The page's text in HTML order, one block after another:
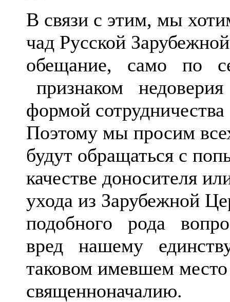
В связи с этим, мы
чад Русской
обещание, само по
признаком
формой
Поэтому мы просим
будут обращаться с
качестве доносителя
ухода из Зарубежной
подобного рода
вред нашему
таковом имевшем
священноначалию.